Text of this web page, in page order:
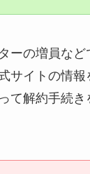
ーの増員など
サイトの情
て解約手続き